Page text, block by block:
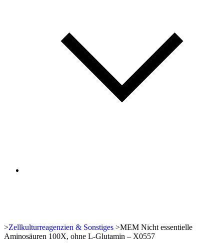
>Zellkulturreagenzien & Sonstiges >MEM Nicht essentielle
Aminosäuren 100X, ohne L-Glutamin – X0557